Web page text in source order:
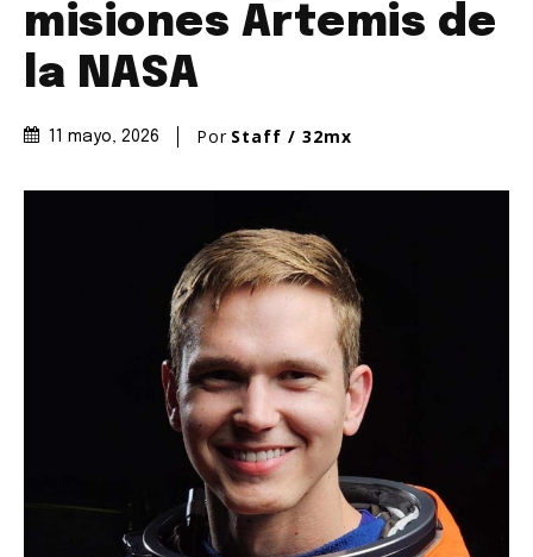
misiones Artemis de
la NASA
11 mayo, 2026 Por Staff / 32mx